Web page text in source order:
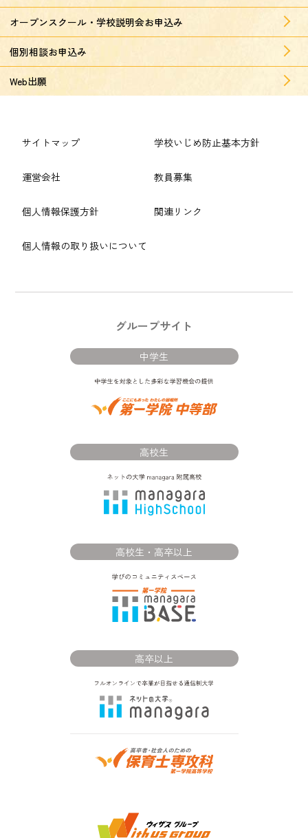
オープンスクール・学校説明会お申込み
個別相談お申込み
Web出願
サイトマップ
運営会社
個人情報保護方針
個人情報の取り扱いについて
学校いじめ防止基本方針
教員募集
関連リンク
グループサイト
中学生
高校生
高校生・高卒以上
高卒以上